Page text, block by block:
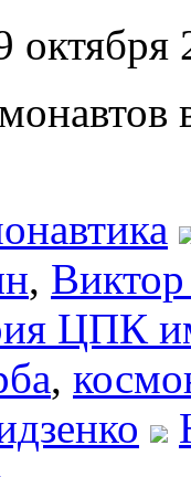
октября
,
ЦПК
,